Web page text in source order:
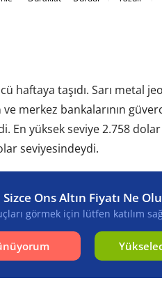
haftaya taşıdı. Sarı metal
merkez bankalarının
En yüksek seviye 2.758
seviyesindeydi.
Sizce Ons Altın Fiyatı Ne
görmek için lütfen katılım